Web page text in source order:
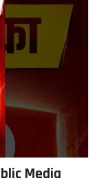
Media